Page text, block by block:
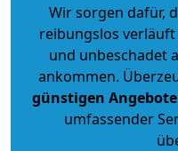
Wir sorgen dafür,
reibungslos
und unbeschadet
ankommen.
günstigen
umfassender